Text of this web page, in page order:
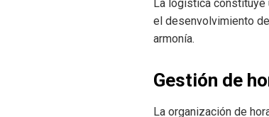
La logística constituye
el desenvolvimiento
armonía.
Gestión de
La organización de